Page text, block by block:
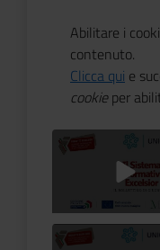
Abilitare i
contenuto.
Clicca qui e
cookieper
Titolo Video